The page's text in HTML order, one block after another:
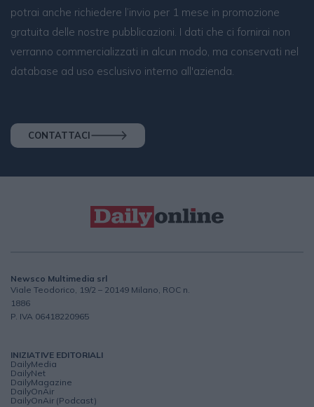
potrai anche richiedere l’invio per 1 mese in promozione
gratuita delle nostre pubblicazioni. I dati che ci fornirai non
verranno commercializzati in alcun modo, ma conservati nel
database ad uso esclusivo interno all'azienda.
CONTATTACI
Newsco Multimedia srl
Viale Teodorico, 19/2 – 20149 Milano, ROC n.
1886
P. IVA 06418220965
INIZIATIVE EDITORIALI
DailyMedia
DailyNet
DailyMagazine
DailyOnAir
DailyOnAir (Podcast)